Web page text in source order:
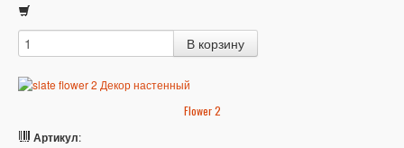
Flower 2
Артикул: